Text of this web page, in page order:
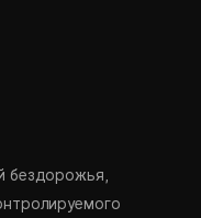
бездорожья,